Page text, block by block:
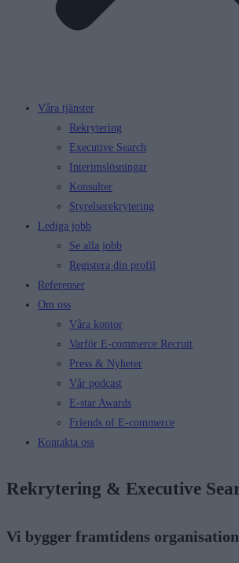
Våra tjänster
Rekrytering
Executive Search
Interimslösningar
Konsulter
Styrelserekrytering
Lediga jobb
Se alla jobb
Registera din profil
Referenser
Om oss
Våra kontor
Varför E-commerce Recruit
Press & Nyheter
Vår podcast
E-star Awards
Friends of E-commerce
Kontakta oss
Rekrytering & Executive
Vi bygger framtidens